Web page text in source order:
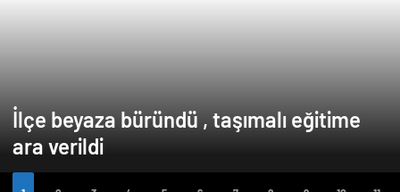
İlçe beyaza büründü , taşımalı eğitime
ara verildi